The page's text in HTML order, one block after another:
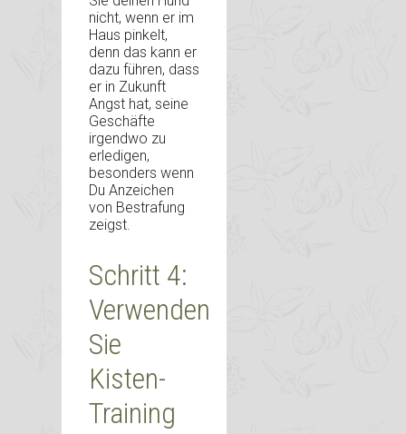
nicht, wenn er im
Haus pinkelt,
denn das kann er
dazu führen, dass
er in Zukunft
Angst hat, seine
Geschäfte
irgendwo zu
erledigen,
besonders wenn
Du Anzeichen
von Bestrafung
zeigst.
Schritt 4:
Verwenden
Sie
Kisten-
Training